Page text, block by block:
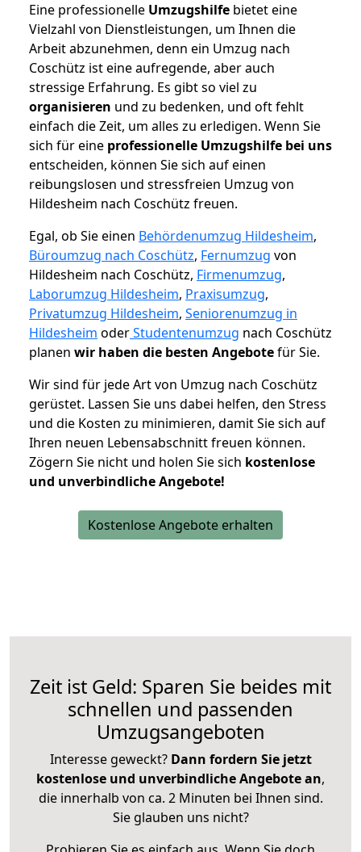
Eine professionelle Umzugshilfe bietet eine
Vielzahl von Dienstleistungen, um Ihnen die
Arbeit abzunehmen, denn ein Umzug nach
Coschütz ist eine aufregende, aber auch
stressige Erfahrung. Es gibt so viel zu
organisieren und zu bedenken, und oft fehlt
einfach die Zeit, um alles zu erledigen. Wenn Sie
sich für eine professionelle Umzugshilfe bei uns
entscheiden, können Sie sich auf einen
reibungslosen und stressfreien Umzug von
Hildesheim nach Coschütz freuen.
Egal, ob Sie einen Behördenumzug Hildesheim,
Büroumzug nach Coschütz, Fernumzug von
Hildesheim nach Coschütz, Firmenumzug,
Laborumzug Hildesheim, Praxisumzug,
Privatumzug Hildesheim, Seniorenumzug in
Hildesheim oderStudentenumzug nach Coschütz
planen wir haben die besten Angebotefür Sie.
Wir sind für jede Art von Umzug nach Coschütz
gerüstet. Lassen Sie uns dabei helfen, den Stress
und die Kosten zu minimieren, damit Sie sich auf
Ihren neuen Lebensabschnitt freuen können.
Zögern Sie nicht und holen Sie sich kostenlose
und unverbindliche Angebote!
Kostenlose Angebote erhalten
Zeit ist Geld: Sparen Sie beides mit
schnellen und passenden
Umzugsangeboten
Interesse geweckt? Dann fordern Sie jetzt
kostenlose und unverbindliche Angebote an,
die innerhalb von ca. 2 Minuten bei Ihnen sind.
Sie glauben uns nicht?